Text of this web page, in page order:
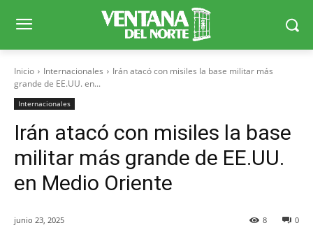
Inicio Internacionales
Irán atacó con misiles la base militar más
grande de EE.UU. en...
Internacionales
Irán atacó con misiles la base
militar más grande de EE.UU.
en Medio Oriente
junio 23, 2025 0
8